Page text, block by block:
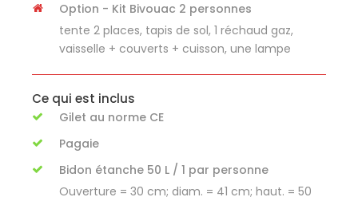
Option - Kit Bivouac 2 personnes
tente 2 places, tapis de sol, 1 réchaud gaz,
vaisselle + couverts + cuisson, une lampe
Ce qui est inclus
Gilet au norme CE
Pagaie
Bidon étanche 50 L / 1 par personne
Ouverture = 30 cm; diam. = 41 cm; haut. = 50